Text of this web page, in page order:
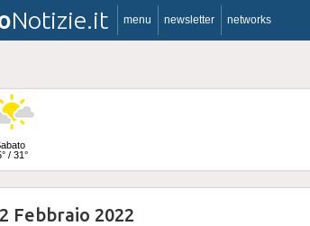
Notizie.it menu newsletter networks
/ 31°
Febbraio 2022